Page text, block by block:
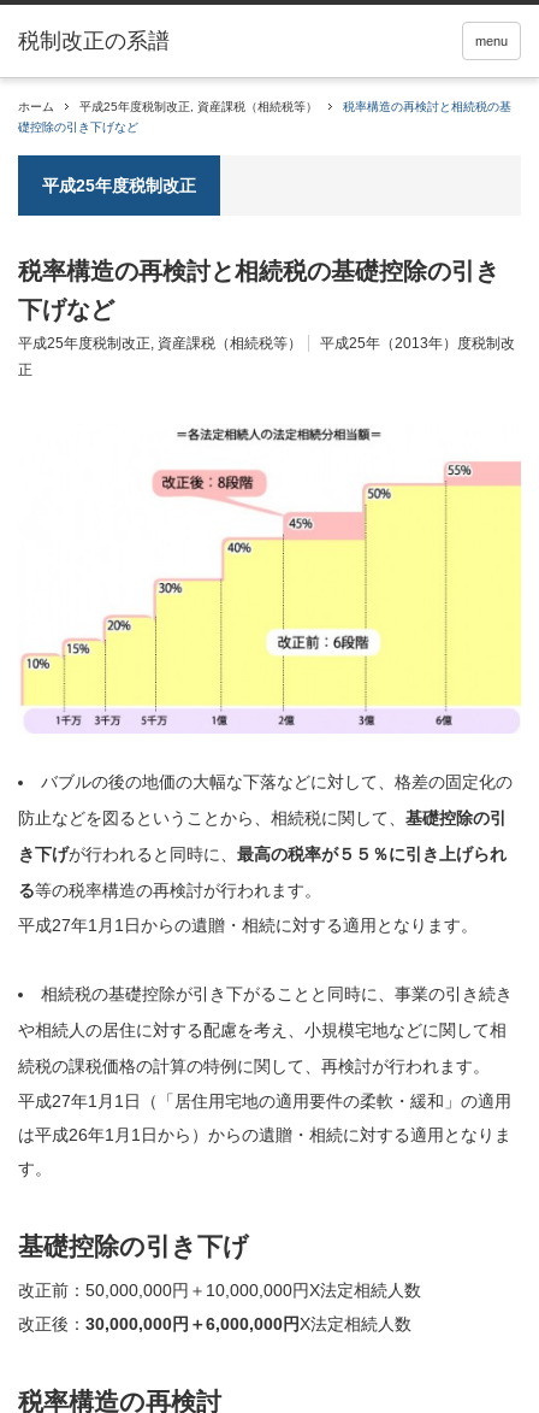
税制改正の系譜 menu
ホーム 平成25年度税制改正 資産課税（相続税等）
税率構造の再検討と相続税の基
礎控除の引き下げなど
平成25年度税制改正
税率構造の再検討と相続税の基礎控除の引き
下げなど
平成25年度税制改正, 資産課税（相続税等）
平成25年（2013年）度税制改
正
バブルの後の地価の大幅な下落などに対して、格差の固定化の
防止などを図るということから、 相続税に関して、 基礎控除の引
き下げが行われると同時に、 最高の税率が５５％に引き上げられ
る等の税率構造の再検討が行われます。
平成27年1月1日からの遺贈・相続に対する適用となります。
相続税の基礎控除が引き下がることと同時に、事業の引き続き
や相続人の居住に対する配慮を考え、小規模宅地などに関して相
続税の課税価格の計算の特例に関して、再検討が行われます。
平成27年1月1日（「居住用宅地の適用要件の柔軟・緩和」の適用
は平成26年1月1日から）からの遺贈・相続に対する適用となりま
す。
基礎控除の引き下げ
改正前：50,000,000円＋10,000,000円X法定相続人数
改正後： 30,000,000円＋6,000,000円X法定相続人数
税率構造の再検討